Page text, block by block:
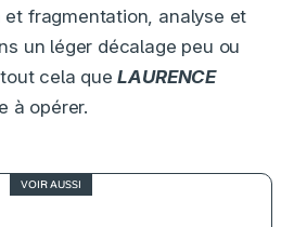
et fragmentation, analyse et
un léger décalage peu ou
tout cela queLAURENCE
à opérer.
VOIR AUSSI